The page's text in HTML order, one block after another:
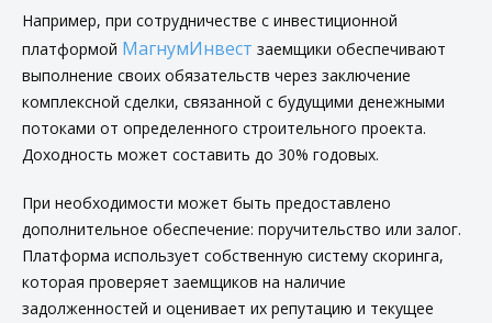
Например, при сотрудничестве с инвестиционной
платформой МагнумИнвест заемщики обеспечивают
выполнение своих обязательств через заключение
комплексной сделки, связанной с будущими денежными
потоками от определенного строительного проекта.
Доходность может составить до 30% годовых.
При необходимости может быть предоставлено
дополнительное обеспечение: поручительство или залог.
Платформа использует собственную систему скоринга,
которая проверяет заемщиков на наличие
задолженностей и оценивает их репутацию и текущее